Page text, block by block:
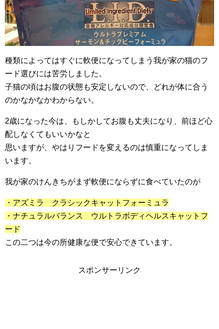
種類によってはすぐに軟便になってしまう我が家の猫のフ
ード選びには苦労しました。
子猫の頃はお腹の状態も安定しないので、どれが体に合う
のかなかなかわからない。
2歳になった今は、もしかしてお腹も丈夫になり、前ほど心
配しなくてもいいかなと
思いますが、やはりフードを変えるのは慎重になってしま
います。
我が家のけんきちがまず軟便にならずに食べていたのが
・アズミラ クラシックキャットフォーミュラ
・ナチュラルバランス ウルトラボディヘルスキャットフ
ード
この二つは今の所健康な便で安心できています。
スポンサーリンク